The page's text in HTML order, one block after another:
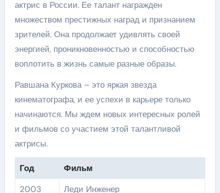
актрис в России. Ее талант награжден
множеством престижных наград и признанием
зрителей. Она продолжает удивлять своей
энергией, проникновенностью и способностью
воплотить в жизнь самые разные образы.
Равшана Куркова – это яркая звезда
кинематографа, и ее успехи в карьере только
начинаются. Мы ждем новых интересных ролей
и фильмов со участием этой талантливой
актрисы.
Год
Фильм
2003
Леди Инженер